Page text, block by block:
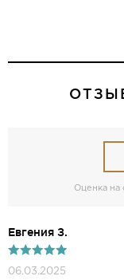
Оценка на
Евгения З.
06.03.2025